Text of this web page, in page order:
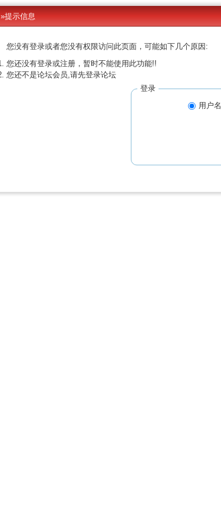
»提示信息
您没有登录或者您没有权限访问此页面，可能如下几个原因:
您还没有登录或注册，暂时不能使用此功能!!
您还不是论坛会员,请先登录论坛
登录
用户名